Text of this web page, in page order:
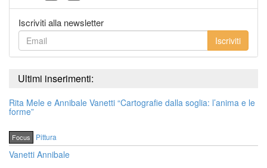
Iscriviti alla newsletter
Iscriviti
Ultimi inserimenti:
Rita Mele e Annibale Vanetti “Cartografie dalla soglia: l’anima e le
forme”
Focus Pittura
Vanetti Annibale